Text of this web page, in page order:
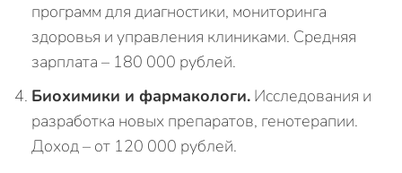
программ для диагностики, мониторинга
здоровья и управления клиниками. Средняя
зарплата – 180 000 рублей.
Биохимики и фармакологи. Исследования и
разработка новых препаратов, генотерапии.
Доход – от 120 000 рублей.